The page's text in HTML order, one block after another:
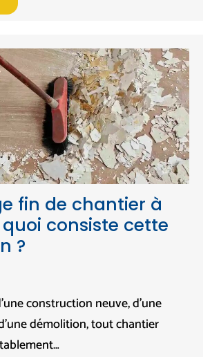
fin de chantier à
quoi consiste cette
?
construction neuve, d’une
démolition, tout chantier